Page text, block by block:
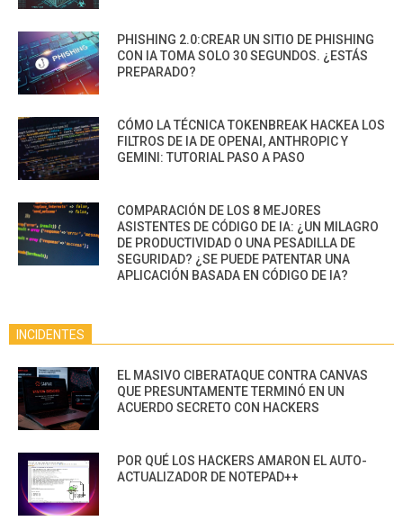
PHISHING 2.0:CREAR UN SITIO DE PHISHING
CON IA TOMA SOLO 30 SEGUNDOS. ¿ESTÁS
PREPARADO?
CÓMO LA TÉCNICA TOKENBREAK HACKEA LOS
FILTROS DE IA DE OPENAI, ANTHROPIC Y
GEMINI: TUTORIAL PASO A PASO
COMPARACIÓN DE LOS 8 MEJORES
ASISTENTES DE CÓDIGO DE IA: ¿UN MILAGRO
DE PRODUCTIVIDAD O UNA PESADILLA DE
SEGURIDAD? ¿SE PUEDE PATENTAR UNA
APLICACIÓN BASADA EN CÓDIGO DE IA?
INCIDENTES
EL MASIVO CIBERATAQUE CONTRA CANVAS
QUE PRESUNTAMENTE TERMINÓ EN UN
ACUERDO SECRETO CON HACKERS
POR QUÉ LOS HACKERS AMARON EL AUTO-
ACTUALIZADOR DE NOTEPAD++